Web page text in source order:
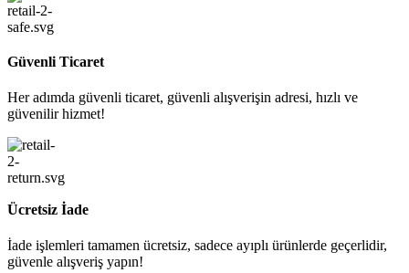
Güvenli Ticaret
Her adımda güvenli ticaret, güvenli alışverişin adresi, hızlı ve
güvenilir hizmet!
Ücretsiz İade
İade işlemleri tamamen ücretsiz, sadece ayıplı ürünlerde geçerlidir,
güvenle alışveriş yapın!